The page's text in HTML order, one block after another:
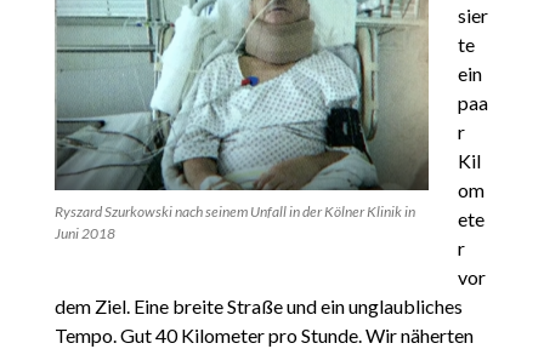
Ryszard Szurkowski nach seinem Unfall in der Kölner Klinik in
Juni 2018
sier
te
ein
paa
r
Kil
om
ete
r
vor
dem Ziel. Eine breite Straße und ein unglaubliches
Tempo. Gut 40 Kilometer pro Stunde. Wir näherten